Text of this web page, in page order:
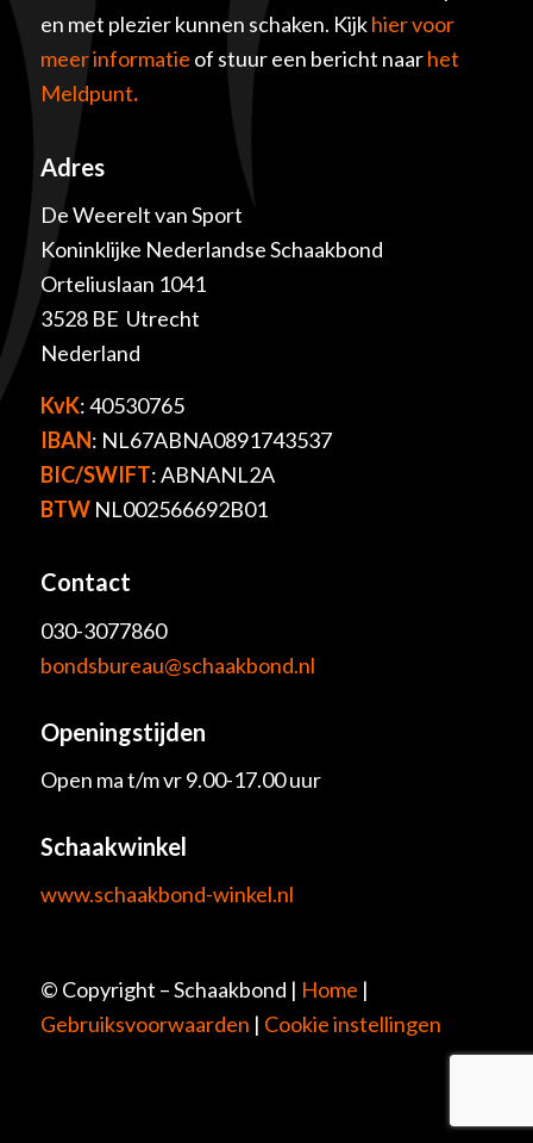
en met plezier kunnen schaken. Kijkhier voor
meer informatie of stuur een bericht naarhet
Meldpunt.
Adres
De Weerelt van Sport
Koninklijke Nederlandse Schaakbond
Orteliuslaan 1041
3528 BE Utrecht
Nederland
KvK: 40530765
IBAN: NL67ABNA0891743537
BIC/SWIFT: ABNANL2A
BTWNL002566692B01
Contact
030-3077860
bondsbureau@schaakbond.nl
Openingstijden
Open ma t/m vr 9.00-17.00 uur
Schaakwinkel
www.schaakbond-winkel.nl
© Copyright – Schaakbond | Home |
Gebruiksvoorwaarden | Cookie instellingen